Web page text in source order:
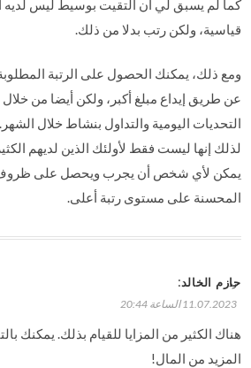
كما لم يسبق لي أن التقيت بوسيط ليس لديه
قياسية، ولكن رتب بدلا من ذلك.
ومع ذلك، يمكنك الحصول على الرتبة
عن طريق إيداع مبلغ أكبر، ولكن أيضا من
التحديات اليومية والتداول بنشاط خلال الشهر.
لذلك إنها ليست فقط لأولئك الذين لديهم
يمكن لأي شخص أن يجرب ويحصل على ظروف
المحسنة على مستوى رتبة أعلى.
حازم الخالد:
11.07.2023 الساعة 20:44
هناك الكثير من المزايا للقيام بذلك. يمكنك
المزيد من المال!
رد